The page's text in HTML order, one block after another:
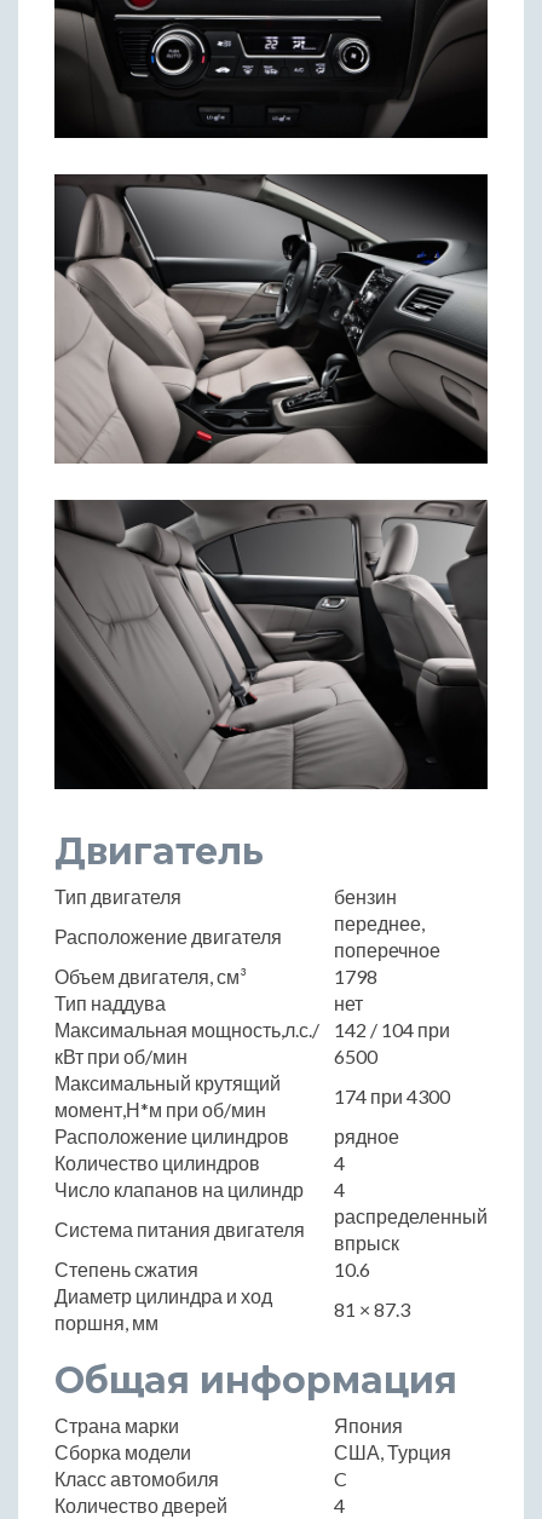
Двигатель
Тип двигателя
бензин
Расположение двигателя
переднее,
поперечное
Объем двигателя, см³
1798
Тип наддува
нет
Максимальная мощность,л.с./
кВт при об/мин
142 / 104 при
6500
Максимальный крутящий
момент,Н*м при об/мин
174 при 4300
Расположение цилиндров
рядное
Количество цилиндров
4
Число клапанов на цилиндр
4
Система питания двигателя
распределенный
впрыск
Степень сжатия
10.6
Диаметр цилиндра и ход
поршня, мм
81 × 87.3
Общая информация
Страна марки
Япония
Сборка модели
США, Турция
Класс автомобиля
C
Количество дверей
4